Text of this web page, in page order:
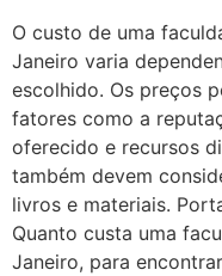
O custo de uma
Janeiro varia
escolhido. Os preços
fatores como a
oferecido e recursos
também devem
livros e materiais.
Quanto custa uma
Janeiro, para